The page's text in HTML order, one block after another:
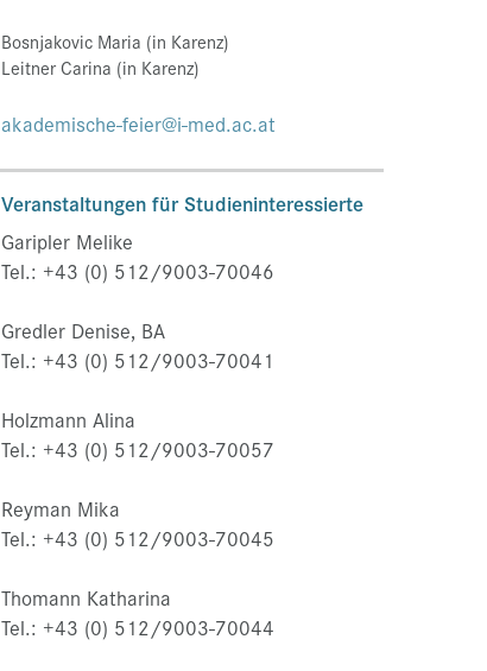
Bosnjakovic Maria (in Karenz)
Leitner Carina (in Karenz)
akademische-feier@i-med.ac.at
Veranstaltungen für Studieninteressierte
Garipler Melike
Tel.: +43 (0) 512/9003-70046
Gredler Denise, BA
Tel.: +43 (0) 512/9003-70041
Holzmann Alina
Tel.: +43 (0) 512/9003-70057
Reyman Mika
Tel.: +43 (0) 512/9003-70045
Thomann Katharina
Tel.: +43 (0) 512/9003-70044